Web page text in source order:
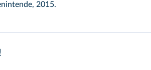
2015.